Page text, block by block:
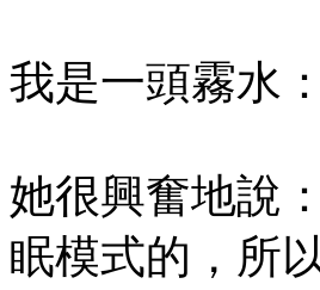
我是一頭霧水
她很興奮地說
眠模式的，所